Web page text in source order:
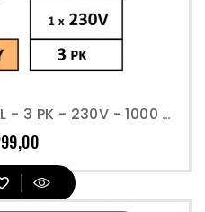
400 L/min - 10 Bar - 50L - 3 PK - 230V - 1000 T/min - Compressor Professioneel
Prijs